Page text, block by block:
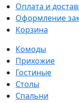
Оплата и
Оформление
Корзина
Комоды
Прихожие
Гостиные
Столы
Спальни